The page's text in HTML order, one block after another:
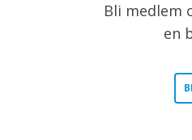
Bli medlem
en